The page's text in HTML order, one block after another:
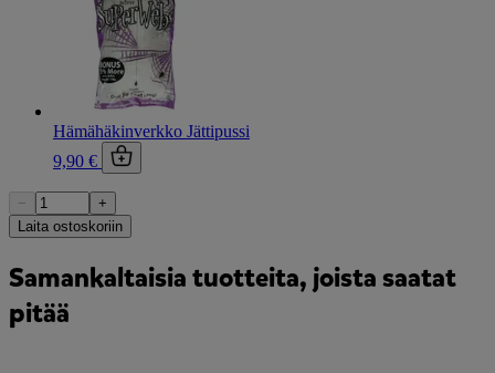
Hämähäkinverkko Jättipussi
9,90 €
−
+
Laita ostoskoriin
Samankaltaisia tuotteita, joista saatat
pitää